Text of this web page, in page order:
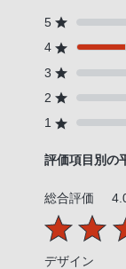
5
4
3
2
1
評価項目別の
総合評価
デザイン